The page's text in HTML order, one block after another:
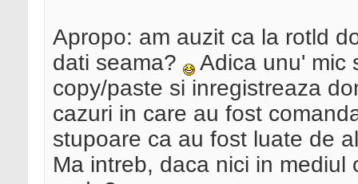
Apropo: am auzit ca la rotld
dati seama?
Adica unu' mic
copy/paste si inregistreaza
cazuri in care au fost
stupoare ca au fost luate de
Ma intreb, daca nici in